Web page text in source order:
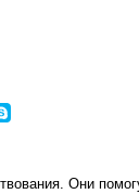
Они